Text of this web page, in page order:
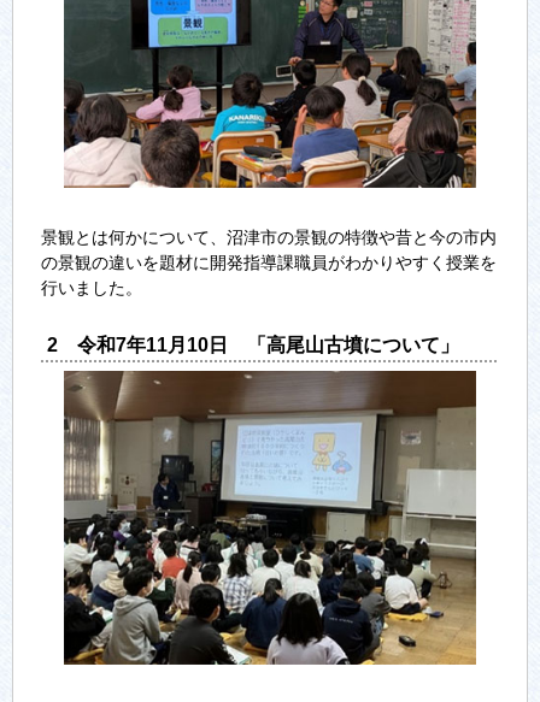
景観とは何かについて、沼津市の景観の特徴や昔と今の市内
の景観の違いを題材に開発指導課職員がわかりやすく授業を
行いました。
2 令和7年11月10日 「高尾山古墳について」